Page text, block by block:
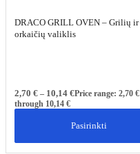
DRACO GRILL OVEN – Grilių ir
orkaičių valiklis
2,70 € – 10,14 €Price range: 2,70 €
through 10,14 €
Pasirinkti